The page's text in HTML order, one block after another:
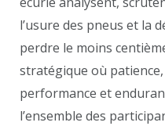
l’usure des pneus et la
perdre le moins
stratégique où
performance et
l’ensemble des